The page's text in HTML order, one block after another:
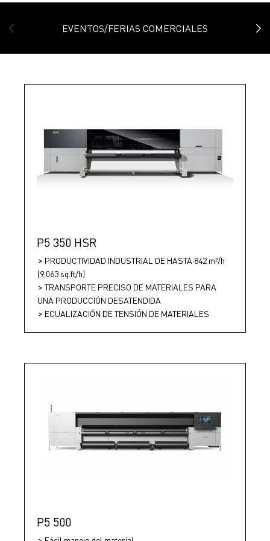
EVENTOS/FERIAS COMERCIALES
P5 350 HSR
PRODUCTIVIDAD INDUSTRIAL DE HASTA 842 m²/h
(9,063 sq.ft/h)
TRANSPORTE PRECISO DE MATERIALES PARA
UNA PRODUCCIÓN DESATENDIDA
ECUALIZACIÓN DE TENSIÓN DE MATERIALES
P5 500